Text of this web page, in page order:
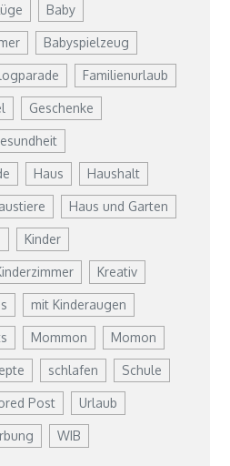
Baby
Babyspielzeug
Familienurlaub
Geschenke
Haus Haushalt
Haus und Garten
Kinder
Kreativ
mit Kinderaugen
Mommon Momon
schlafen Schule
Post Urlaub
WIB